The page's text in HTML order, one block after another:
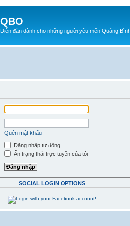
QBO
Diễn đàn dành cho những người yêu mến Quảng Bình
Quên mật khẩu
Đăng nhập tự động
Ẩn trạng thái trực tuyến của tôi
SOCIAL LOGIN OPTIONS